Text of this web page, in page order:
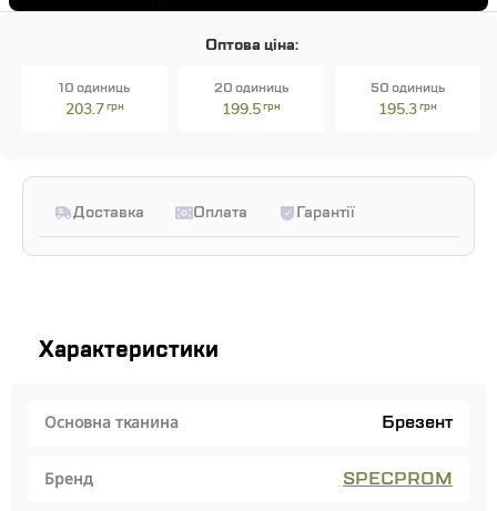
Оптова ціна:
10 одиниць
203.7грн
20 одиниць
199.5грн
50 одиниць
195.3грн
Доставка Оплата Гарантії
Характеристики
Основна тканина Брезент
Бренд SPECPROM